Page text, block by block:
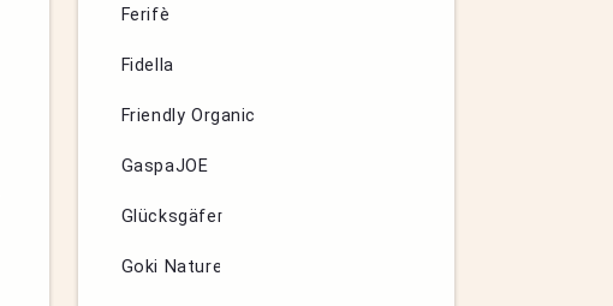
Ferifè
Fidella
Friendly Organic
GaspaJOE
Glücksgäfer
Goki Nature